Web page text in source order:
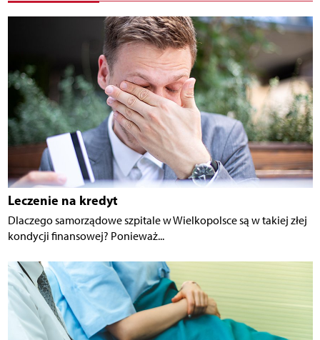
Leczenie na kredyt
Dlaczego samorządowe szpitale w Wielkopolsce są w takiej złej
kondycji finansowej? Ponieważ...